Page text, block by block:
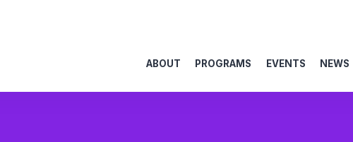
ABOUT PROGRAMS EVENTS NEWS